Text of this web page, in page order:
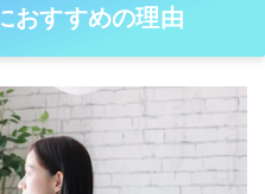
おすすめの理由